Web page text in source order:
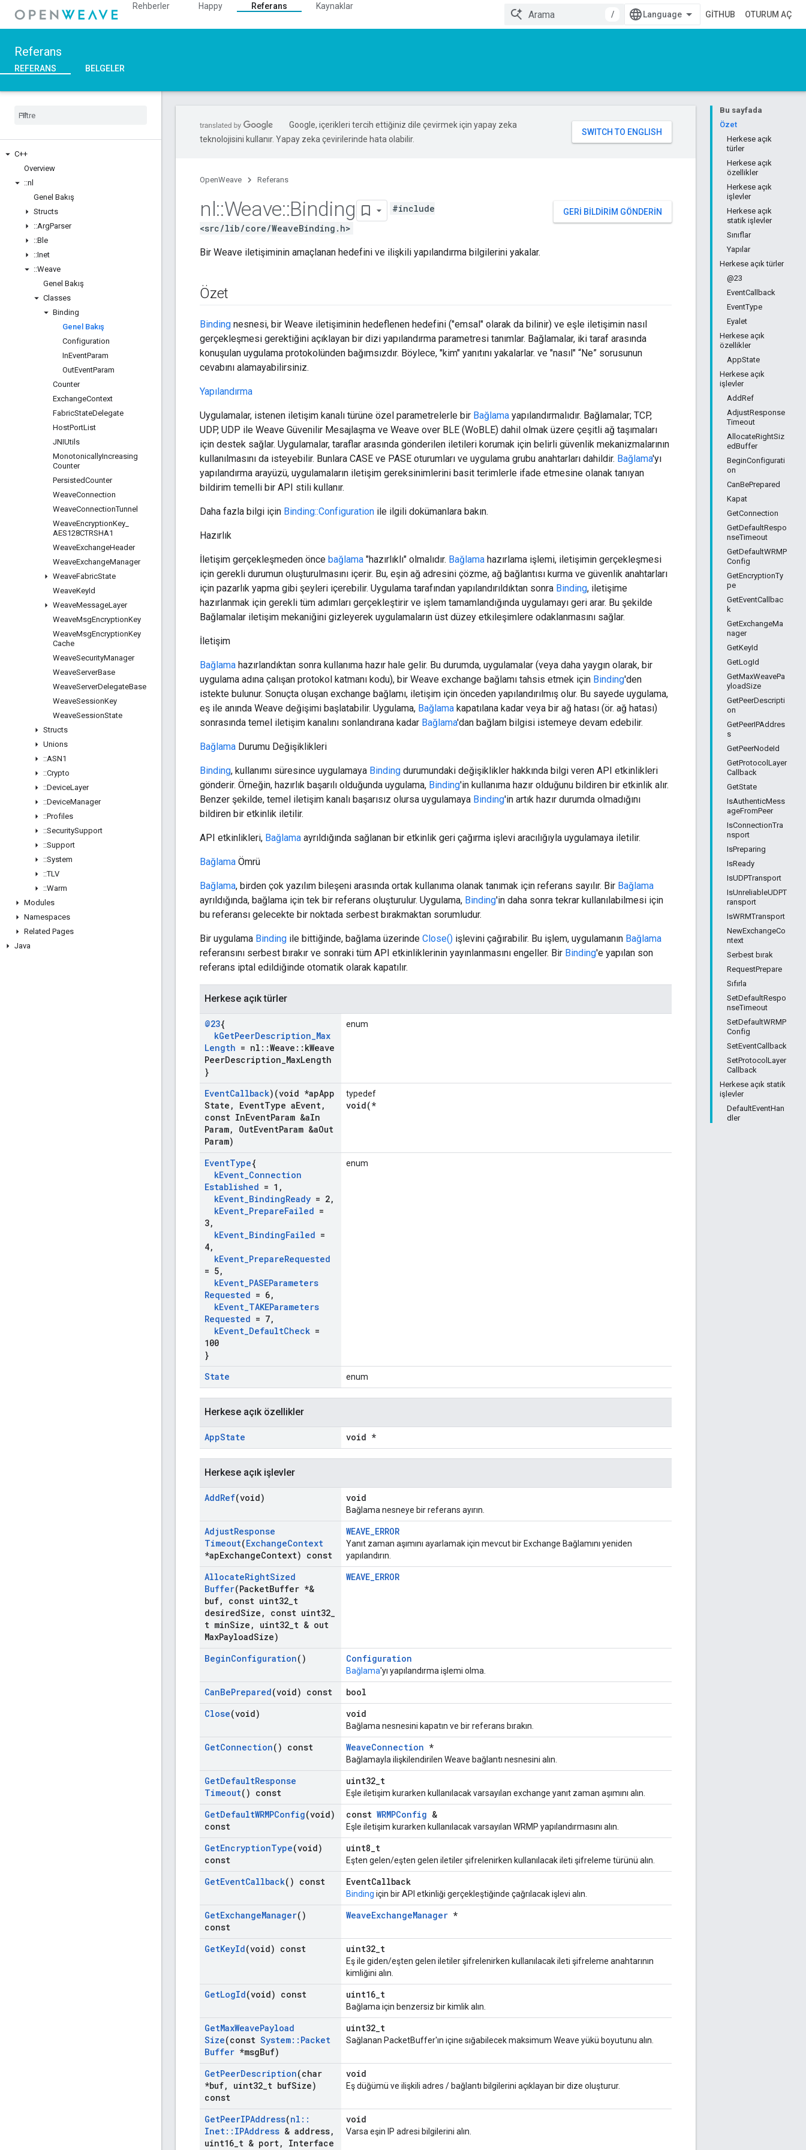
Rehberler Happy Referans
Kaynaklar
/
GITHUB OTURUM AÇ
Referans
REFERANS BELGELER
C++
Overview
::nl
Genel Bakış
Structs
::ArgParser
::Ble
::Inet
::Weave
Genel Bakış
Classes
Binding
Genel Bakış
Configuration
InEventParam
OutEventParam
Counter
ExchangeContext
FabricStateDelegate
HostPortList
JNIUtils
MonotonicallyIncreasing
Counter
PersistedCounter
WeaveConnection
WeaveConnectionTunnel
WeaveEncryptionKey
AES128CTRSHA1
WeaveExchangeHeader
WeaveExchangeManager
WeaveFabricState
WeaveKeyId
WeaveMessageLayer
WeaveMsgEncryptionKey
WeaveMsgEncryptionKey
Cache
WeaveSecurityManager
WeaveServerBase
WeaveServerDelegateBase
WeaveSessionKey
WeaveSessionState
Structs
Unions
::ASN1
::Crypto
::DeviceLayer
::DeviceManager
::Profiles
::SecuritySupport
::Support
::System
::TLV
::Warm
Modules
Namespaces
Related Pages
Java
Bu sayfada
Özet
Herkese açık
türler
Herkese açık
özellikler
Herkese açık
işlevler
Herkese açık
statik işlevler
Sınıflar
Yapılar
Herkese açık türler
@23
EventCallback
EventType
Eyalet
Herkese açık
özellikler
AppState
Herkese açık
işlevler
AddRef
AdjustResponse
Timeout
AllocateRightSiz
edBuffer
BeginConfigurati
on
CanBePrepared
Kapat
GetConnection
GetDefaultRespo
nseTimeout
GetDefaultWRMP
Config
GetEncryptionTy
pe
GetEventCallbac
k
GetExchangeMa
nager
GetKeyId
GetLogId
GetMaxWeavePa
yloadSize
GetPeerDescripti
on
GetPeerIPAddres
s
GetPeerNodeId
GetProtocolLayer
Callback
GetState
IsAuthenticMess
ageFromPeer
IsConnectionTra
nsport
IsPreparing
IsReady
IsUDPTransport
IsUnreliableUDPT
ransport
IsWRMTransport
NewExchangeCo
ntext
Serbest bırak
RequestPrepare
Sıfırla
SetDefaultRespo
nseTimeout
SetDefaultWRMP
Config
SetEventCallback
SetProtocolLayer
Callback
Herkese açık statik
işlevler
DefaultEventHan
dler
Google, içerikleri tercih ettiğiniz dile çevirmek için yapay zeka
teknolojisini kullanır. Yapay zeka çevirilerinde hata olabilir.
OpenWeave Referans
GERI BILDIRIM GÖNDERIN
nl::Weave::Binding
#include
<src/lib/core/WeaveBinding.h>
Bir Weave iletişiminin amaçlanan hedefini ve ilişkili yapılandırma bilgilerini yakalar.
Özet
Binding nesnesi, bir Weave iletişiminin hedeflenen hedefini ("emsal" olarak da bilinir) ve eşle iletişimin nasıl
gerçekleşmesi gerektiğini açıklayan bir dizi yapılandırma parametresi tanımlar. Bağlamalar, iki taraf arasında
konuşulan uygulama protokolünden bağımsızdır. Böylece, "kim" yanıtını yakalarlar. ve "nasıl" “Ne” sorusunun
cevabını alamayabilirsiniz.
Yapılandırma
Uygulamalar, istenen iletişim kanalı türüne özel parametrelerle bir Bağlama yapılandırmalıdır. Bağlamalar; TCP,
UDP, UDP ile Weave Güvenilir Mesajlaşma ve Weave over BLE (WoBLE) dahil olmak üzere çeşitli ağ taşımaları
için destek sağlar. Uygulamalar, taraflar arasında gönderilen iletileri korumak için belirli güvenlik mekanizmalarının
kullanılmasını da isteyebilir. Bunlara CASE ve PASE oturumları ve uygulama grubu anahtarları dahildir. Bağlama'yı
yapılandırma arayüzü, uygulamaların iletişim gereksinimlerini basit terimlerle ifade etmesine olanak tanıyan
bildirim temelli bir API stili kullanır.
Daha fazla bilgi için Binding::Configuration ile ilgili dokümanlara bakın.
Hazırlık
İletişim gerçekleşmeden önce bağlama "hazırlıklı" olmalıdır. Bağlama hazırlama işlemi, iletişimin gerçekleşmesi
için gerekli durumun oluşturulmasını içerir. Bu, eşin ağ adresini çözme, ağ bağlantısı kurma ve güvenlik anahtarları
için pazarlık yapma gibi şeyleri içerebilir. Uygulama tarafından yapılandırıldıktan sonra Binding, iletişime
hazırlanmak için gerekli tüm adımları gerçekleştirir ve işlem tamamlandığında uygulamayı geri arar. Bu şekilde
Bağlamalar iletişim mekaniğini gizleyerek uygulamaların üst düzey etkileşimlere odaklanmasını sağlar.
İletişim
Bağlama hazırlandıktan sonra kullanıma hazır hale gelir. Bu durumda, uygulamalar (veya daha yaygın olarak, bir
uygulama adına çalışan protokol katmanı kodu), bir Weave exchange bağlamı tahsis etmek için Binding'den
istekte bulunur. Sonuçta oluşan exchange bağlamı, iletişim için önceden yapılandırılmış olur. Bu sayede uygulama,
eş ile anında Weave değişimi başlatabilir. Uygulama, Bağlama kapatılana kadar veya bir ağ hatası (ör. ağ hatası)
sonrasında temel iletişim kanalını sonlandırana kadar Bağlama'dan bağlam bilgisi istemeye devam edebilir.
Bağlama Durumu Değişiklikleri
Binding, kullanımı süresince uygulamaya Binding durumundaki değişiklikler hakkında bilgi veren API etkinlikleri
gönderir. Örneğin, hazırlık başarılı olduğunda uygulama, Binding'in kullanıma hazır olduğunu bildiren bir etkinlik alır.
Benzer şekilde, temel iletişim kanalı başarısız olursa uygulamaya Binding'in artık hazır durumda olmadığını
bildiren bir etkinlik iletilir.
API etkinlikleri, Bağlama ayrıldığında sağlanan bir etkinlik geri çağırma işlevi aracılığıyla uygulamaya iletilir.
Bağlama Ömrü
Bağlama, birden çok yazılım bileşeni arasında ortak kullanıma olanak tanımak için referans sayılır. Bir Bağlama
ayrıldığında, bağlama için tek bir referans oluşturulur. Uygulama, Binding'in daha sonra tekrar kullanılabilmesi için
bu referansı gelecekte bir noktada serbest bırakmaktan sorumludur.
Bir uygulama Binding ile bittiğinde, bağlama üzerinde Close() işlevini çağırabilir. Bu işlem, uygulamanın Bağlama
referansını serbest bırakır ve sonraki tüm API etkinliklerinin yayınlanmasını engeller. Bir Binding'e yapılan son
referans iptal edildiğinde otomatik olarak kapatılır.
Herkese açık türler
@23{
kGetPeerDescription_Max
Length = nl ::Weave :: kWeave
PeerDescription MaxLength
}
enum
EventCallback)(void *apApp
State , EventType aEvent,
const InEventParam &aIn
Param, OutEventParam &aOut
Param)
typedef
void(*
EventType{
kEvent_Connection
Established = 1 ,
kEvent_BindingReady = 2,
kEvent_PrepareFailed =
3,
kEvent_BindingFailed =
4,
kEvent_PrepareRequested
= 5,
kEvent_PASEParameters
Requested = 6,
kEvent_TAKEParameters
Requested = 7,
kEvent_DefaultCheck =
100
}
enum
State enum
Herkese açık özellikler
AppState void *
Herkese açık işlevler
AddRef(void) void
Bağlama nesneye bir referans ayırın.
AdjustResponse
Timeout(ExchangeContext
*apExchangeContext) const
WEAVE_ERROR
Yanıt zaman aşımını ayarlamak için mevcut bir Exchange Bağlamını yeniden
yapılandırın.
AllocateRightSized
Buffer(PacketBuffer *&
buf, const uint32 t
desiredSize , const uint32
t minSize , uint32 t & out
MaxPayloadSize)
WEAVE_ERROR
BeginConfiguration() Configuration
Bağlama'yı yapılandırma işlemi olma.
CanBePrepared(void) const
bool
Close(void) void
Bağlama nesnesini kapatın ve bir referans bırakın.
GetConnection() const WeaveConnection *
Bağlamayla ilişkilendirilen Weave bağlantı nesnesini alın.
GetDefaultResponse
Timeout() const
uint32_t
Eşle iletişim kurarken kullanılacak varsayılan exchange yanıt zaman aşımını alın.
GetDefaultWRMPConfig(void)
const
const WRMPConfig &
Eşle iletişim kurarken kullanılacak varsayılan WRMP yapılandırmasını alın.
GetEncryptionType(void)
const
uint8_t
Eşten gelen/eşten gelen iletiler şifrelenirken kullanılacak ileti şifreleme türünü alın.
GetEventCallback() const EventCallback
Binding için bir API etkinliği gerçekleştiğinde çağrılacak işlevi alın.
GetExchangeManager()
const
WeaveExchangeManager *
GetKeyId(void) const uint32_t
Eş ile giden/eşten gelen iletiler şifrelenirken kullanılacak ileti şifreleme anahtarının
kimliğini alın.
GetLogId(void) const uint16_t
Bağlama için benzersiz bir kimlik alın.
GetMaxWeavePayload
Size(const System:: Packet
Buffer *msgBuf)
uint32_t
Sağlanan PacketBuffer'ın içine sığabilecek maksimum Weave yükü boyutunu alın.
GetPeerDescription(char
*buf, uint32 t bufSize)
const
void
Eş düğümü ve ilişkili adres / bağlantı bilgilerini açıklayan bir dize oluşturur.
GetPeerIPAddress(nl ::
Inet:: IPAddress & address,
uint16 t & port,
Interface
void
Varsa eşin IP adresi bilgilerini alın.